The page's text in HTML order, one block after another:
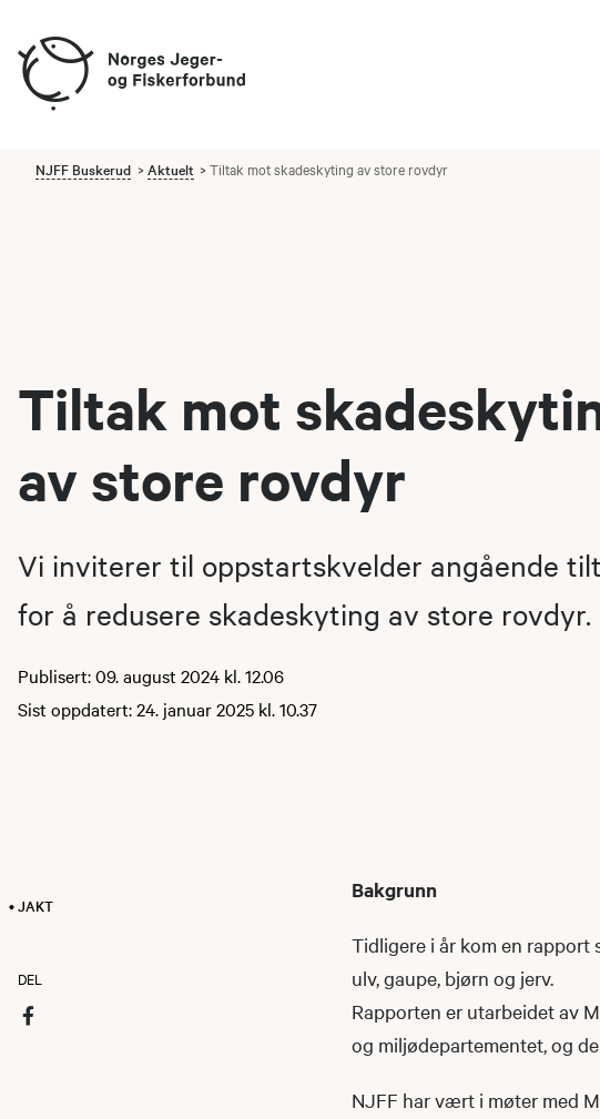
NJFF Buskerud Aktuelt Tiltak mot skadeskyting av store rovdyr
Tiltak mot
av store rovdyr
Vi inviterer til oppstartskvelder angående
for å redusere skadeskyting av store rovdyr.
Publisert: 09. august 2024 kl. 12.06
Sist oppdatert: 24. januar 2025 kl. 10.37
• JAKT
DEL
Bakgrunn
Tidligere i år kom en rapport
ulv, gaupe, bjørn og jerv.
Rapporten er utarbeidet av
og miljødepartementet, og
NJFF har vært i møter med